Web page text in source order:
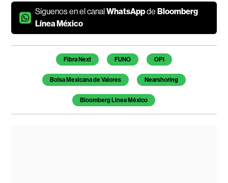
Síguenos en el canalWhatsAppdeBloomberg
Línea México
Temas de este artículo
Fibra Next FUNO OPI
Bolsa Mexicana de Valores Nearshoring
Bloomberg Línea México